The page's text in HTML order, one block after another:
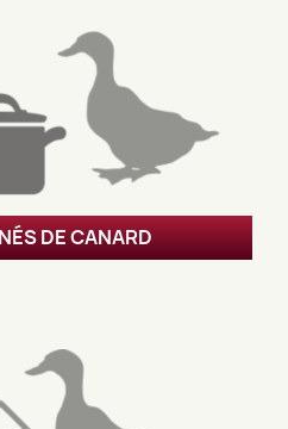
DE CANARD